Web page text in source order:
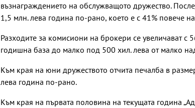
възнаграждението на обслужващото дружество.
1,5 млн. лева година по-рано, което е с 41% повече
Разходите за комисиони на брокери се увеличават с
годишна база до малко под 500 хил. лева от малко
Към края на юни дружеството отчита печалба в
лева година по-рано.
Към края на първата половина на текущата година